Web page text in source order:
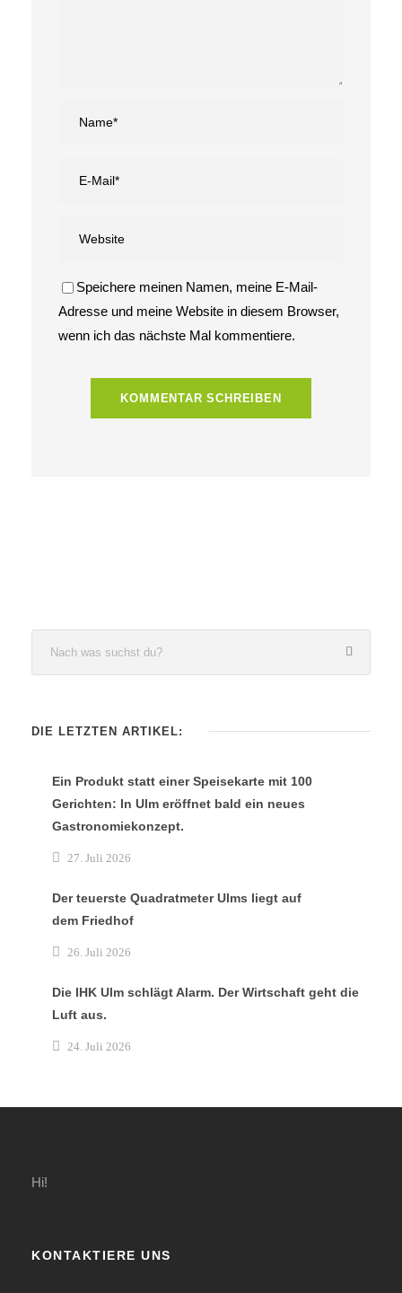
Speichere meinen Namen, meine E-Mail-
Adresse und meine Website in diesem Browser,
wenn ich das nächste Mal kommentiere.
DIE LETZTEN ARTIKEL:
Ein Produkt statt einer Speisekarte mit 100
Gerichten: In Ulm eröffnet bald ein neues
Gastronomiekonzept.
27. Juli 2026
Der teuerste Quadratmeter Ulms liegt auf
dem Friedhof
26. Juli 2026
Die IHK Ulm schlägt Alarm. Der Wirtschaft geht die
Luft aus.
24. Juli 2026
Hi!
KONTAKTIERE UNS